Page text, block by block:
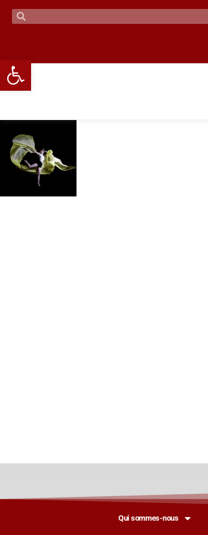
Qui sommes-nous